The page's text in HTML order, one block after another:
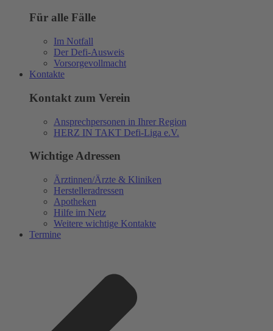
Für alle Fälle
Im Notfall
Der Defi-Ausweis
Vorsorgevollmacht
Kontakte
Kontakt zum Verein
Ansprechpersonen in Ihrer Region
HERZ IN TAKT Defi-Liga e.V.
Wichtige Adressen
Ärztinnen/Ärzte & Kliniken
Herstelleradressen
Apotheken
Hilfe im Netz
Weitere wichtige Kontakte
Termine